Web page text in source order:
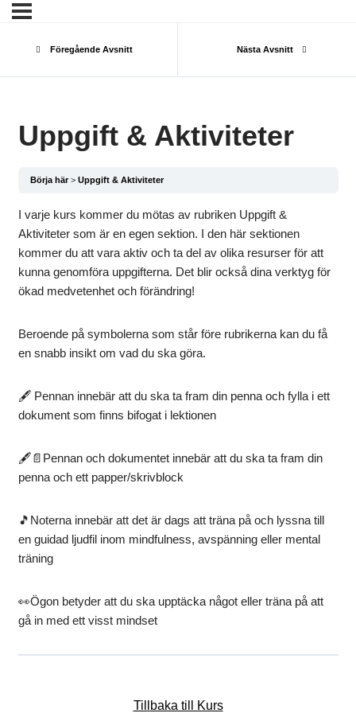
Föregående Avsnitt Nästa Avsnitt
Uppgift & Aktiviteter
Börja här Uppgift & Aktiviteter
I varje kurs kommer du mötas av rubriken Uppgift &
Aktiviteter som är en egen sektion. I den här sektionen
kommer du att vara aktiv och ta del av olika resurser för att
kunna genomföra uppgifterna. Det blir också dina verktyg för
ökad medvetenhet och förändring!
Beroende på symbolerna som står före rubrikerna kan du få
en snabb insikt om vad du ska göra.
🖋️ Pennan innebär att du ska ta fram din penna och fylla i ett
dokument som finns bifogat i lektionen
🖋️📄Pennan och dokumentet innebär att du ska ta fram din
penna och ett papper/skrivblock
🎵Noterna innebär att det är dags att träna på och lyssna till
en guidad ljudfil inom mindfulness, avspänning eller mental
träning
👀Ögon betyder att du ska upptäcka något eller träna på att
gå in med ett visst mindset
Tillbaka till Kurs